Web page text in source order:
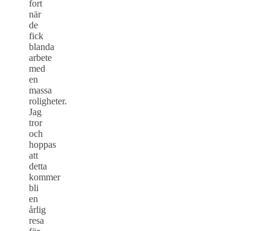
fort
när
de
fick
blanda
arbete
med
en
massa
roligheter.
Jag
tror
och
hoppas
att
detta
kommer
bli
en
årlig
resa